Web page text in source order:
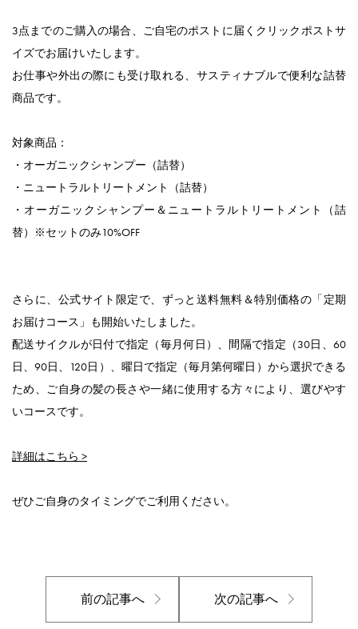
3点までのご購入の場合、ご自宅のポストに届くクリックポストサ
イズでお届けいたします。
お仕事や外出の際にも受け取れる、サスティナブルで便利な詰替
商品です。
対象商品：
・オーガニックシャンプー（詰替）
・ニュートラルトリートメント（詰替）
・オーガニックシャンプー＆ニュートラルトリートメント（詰
替）※セットのみ10%OFF
さらに、公式サイト限定で、ずっと送料無料＆特別価格の「定期
お届けコース」も開始いたしました。
配送サイクルが日付で指定（毎月何日）、間隔で指定（30日、60
日、90日、120日）、曜日で指定（毎月第何曜日）から選択できる
ため、ご自身の髪の長さや一緒に使用する方々により、選びやす
いコースです。
詳細はこちら >
ぜひご自身のタイミングでご利用ください。
前の記事へ 次の記事へ